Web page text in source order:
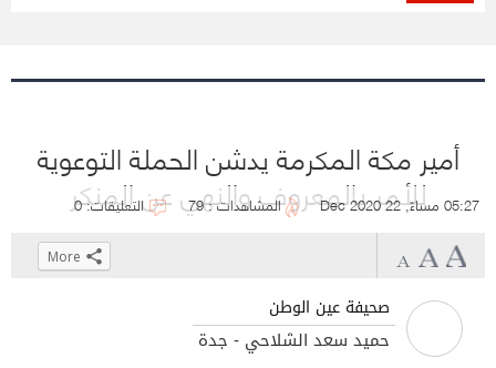
أمير مكة المكرمة يدشن الحملة التوعوية
للأمر بالمعروف والنهي عن المنكر 05:27 مساءً, 22 Dec 2020 المشاهدات : 79 التعليقات: 0
صحيفة عين الوطن
حميد سعد الشلاحي - جدة
share
on
Click
More